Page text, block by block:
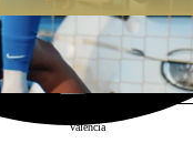
DE VALÈNCIA
Nois jugadors o porters de
València